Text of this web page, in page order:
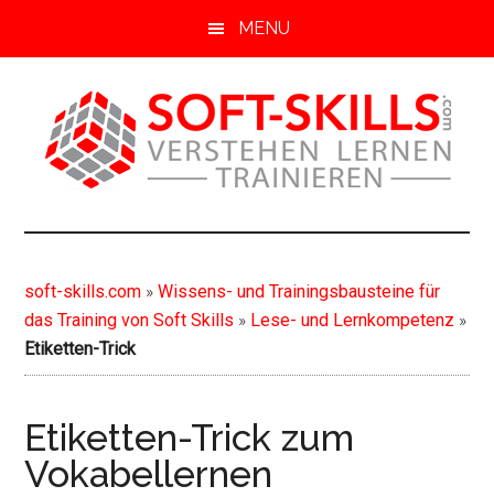
MENU
soft-
skills.com
Skills
A-
Z
soft-skills.com »Wissens- und Trainingsbausteine für
das Training von Soft Skills » Lese- und Lernkompetenz »
Etiketten-Trick
Etiketten-Trick zum
Vokabellernen